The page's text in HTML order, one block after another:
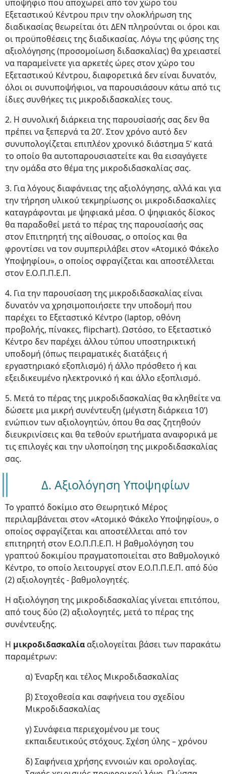
υποψήφιο που αποχωρεί από τον χώρο του
Εξεταστικού Κέντρου πριν την ολοκλήρωση της
διαδικασίας θεωρείται ότι ΔΕΝ πληρούνται οι όροι και
οι προϋποθέσεις της διαδικασίας. Λόγω της φύσης της
αξιολόγησης (προσομοίωση διδασκαλίας) θα χρειαστεί
να παραμείνετε για αρκετές ώρες στον χώρο του
Εξεταστικού Κέντρου, διαφορετικά δεν είναι δυνατόν,
όλοι οι συνυποψήφιοι, να παρουσιάσουν κάτω από τις
ίδιες συνθήκες τις μικροδιδασκαλίες τους.
2. Η συνολική διάρκεια της παρουσίασής σας δεν θα
πρέπει να ξεπερνά τα 20’. Στον χρόνο αυτό δεν
συνυπολογίζεται επιπλέον χρονικό διάστημα 5’ κατά
το οποίο θα αυτοπαρουσιαστείτε και θα εισαγάγετε
την ομάδα στο θέμα της μικροδιδασκαλίας σας.
3. Για λόγους διαφάνειας της αξιολόγησης, αλλά και για
την τήρηση υλικού τεκμηρίωσης οι μικροδιδασκαλίες
καταγράφονται με ψηφιακά μέσα. Ο ψηφιακός δίσκος
θα παραδοθεί μετά το πέρας της παρουσίασής σας
στον Επιτηρητή της αίθουσας, ο οποίος και θα
φροντίσει να τον συμπεριλάβει στον «Ατομικό Φάκελο
Υποψηφίου», ο οποίος σφραγίζεται και αποστέλλεται
στον Ε.Ο.Π.Π.Ε.Π.
4. Για την παρουσίαση της μικροδιδασκαλίας είναι
δυνατόν να χρησιμοποιήσετε την υποδομή που
παρέχει το Εξεταστικό Κέντρο (laptop, οθόνη
προβολής, πίνακες, flipchart). Ωστόσο, το Εξεταστικό
Κέντρο δεν παρέχει άλλου τύπου υποστηρικτική
υποδομή (όπως πειραματικές διατάξεις ή
εργαστηριακό εξοπλισμό) ή άλλο πρόσθετο ή και
εξειδικευμένο ηλεκτρονικό ή και άλλο εξοπλισμό.
5. Μετά το πέρας της μικροδιδασκαλίας θα κληθείτε να
δώσετε μια μικρή συνέντευξη (μέγιστη διάρκεια 10’)
ενώπιον των αξιολογητών, όπου θα σας ζητηθούν
διευκρινίσεις και θα τεθούν ερωτήματα αναφορικά με
τις επιλογές και την υλοποίηση της μικροδιδασκαλίας
σας.
Δ. Αξιολόγηση Υποψηφίων
Το γραπτό δοκίμιο στο Θεωρητικό Μέρος
περιλαμβάνεται στον «Ατομικό Φάκελο Υποψηφίου», ο
οποίος σφραγίζεται και αποστέλλεται από τον
επιτηρητή στον Ε.Ο.Π.Π.Ε.Π. Η βαθμολόγηση του
γραπτού δοκιμίου πραγματοποιείται στο Βαθμολογικό
Κέντρο, το οποίο λειτουργεί στον Ε.Ο.Π.Π.Ε.Π. από δύο
(2) αξιολογητές - βαθμολογητές.
Η αξιολόγηση της μικροδιδασκαλίας γίνεται επιτόπου,
από τους δύο (2) αξιολογητές, μετά το πέρας της
συνέντευξης.
Η μικροδιδασκαλίααξιολογείται βάσει των παρακάτω
παραμέτρων:
α) Έναρξη και τέλος Μικροδιδασκαλίας
β) Στοχοθεσία και σαφήνεια του σχεδίου
Μικροδιδασκαλίας
γ) Συνάφεια περιεχομένου με τους
εκπαιδευτικούς στόχους. Σχέση ύλης – χρόνου
δ) Σαφήνεια χρήσης εννοιών και ορολογίας.